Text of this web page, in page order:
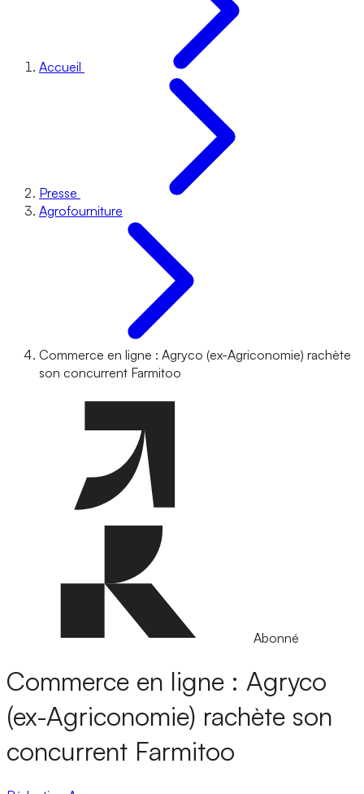
Accueil
Presse
Agrofourniture
Commerce en ligne : Agryco (ex-Agriconomie) rachète
son concurrent Farmitoo
Abonné
Commerce en ligne : Agryco
(ex-Agriconomie) rachète son
concurrent Farmitoo